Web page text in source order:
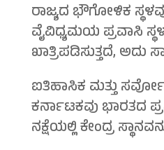
ರಾಜ್ಯದ ಭೌಗೋಳಿಕ
ವೈವಿಧ್ಯಮಯ ಪ್ರವಾಸಿ
ಖಾತ್ರಿಪಡಿಸುತ್ತದೆ, ಅದು
ಐತಿಹಾಸಿಕ ಮತ್ತು
ಕರ್ನಾಟಕವು ಭಾರತದ
ನಕ್ಷೆಯಲ್ಲಿ ಕೇಂದ್ರ